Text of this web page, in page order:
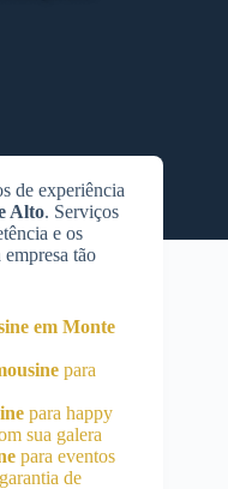
de experiência
Alto. Serviços
e os
tão
em Monte
para
para happy
sua galera
para eventos
de